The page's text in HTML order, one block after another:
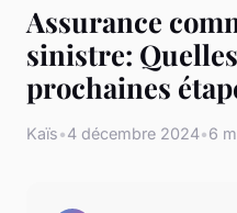
Assurance
sinistre:
prochaines
Kaïs•4 décembre 2024•6